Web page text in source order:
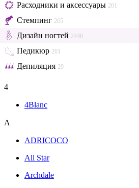
Расходники и аксессуары 201
Стемпинг 265
Дизайн ногтей 2448
Педикюр 261
Депиляция 29
4
4Blanc
A
ADRICOCO
All Star
Archdale